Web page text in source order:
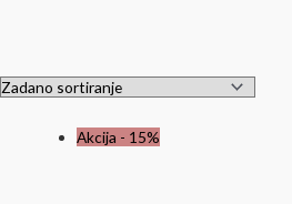
Akcija - 15%